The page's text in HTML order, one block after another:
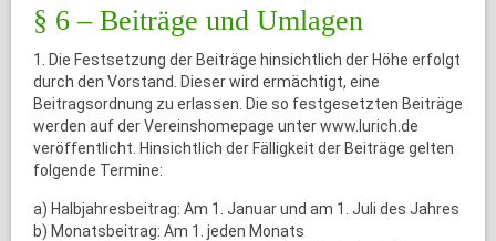
§ 6 – Beiträge und Umlagen
1. Die Festsetzung der Beiträge hinsichtlich der Höhe erfolgt
durch den Vorstand. Dieser wird ermächtigt, eine
Beitragsordnung zu erlassen. Die so festgesetzten Beiträge
werden auf der Vereinshomepage unter www.lurich.de
veröffentlicht. Hinsichtlich der Fälligkeit der Beiträge gelten
folgende Termine:
a) Halbjahresbeitrag: Am 1. Januar und am 1. Juli des Jahres
b) Monatsbeitrag: Am 1. jeden Monats